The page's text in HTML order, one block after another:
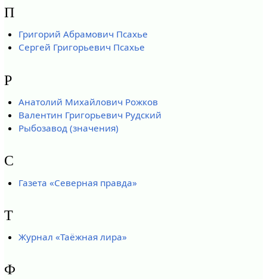
П
Григорий Абрамович Псахье
Сергей Григорьевич Псахье
Р
Анатолий Михайлович Рожков
Валентин Григорьевич Рудский
Рыбозавод (значения)
С
Газета «Северная правда»
Т
Журнал «Таёжная лира»
Ф